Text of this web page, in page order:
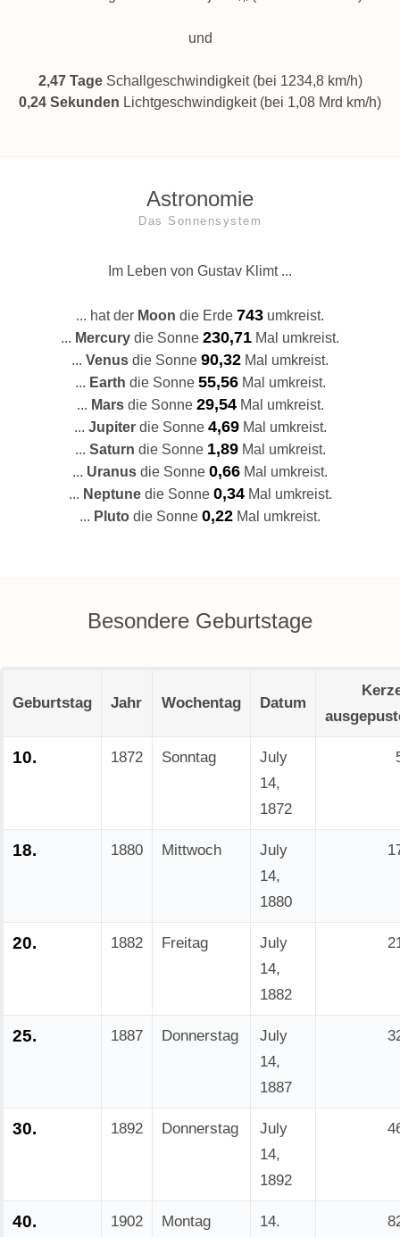
und
2,47 TageSchallgeschwindigkeit (bei 1234,8 km/h)
0,24 Sekunden Lichtgeschwindigkeit (bei 1,08 Mrd km/h)
Astronomie
Das Sonnensystem
Im Leben von Gustav Klimt ...
... hat der Moon die Erde 743 umkreist.
... Mercury die Sonne 230,71 Mal umkreist.
... Venus die Sonne 90,32 Mal umkreist.
... Earth die Sonne 55,56Mal umkreist.
... Marsdie Sonne 29,54Mal umkreist.
... Jupiterdie Sonne 4,69Mal umkreist.
... Saturn die Sonne 1,89Mal umkreist.
... Uranus die Sonne 0,66 Mal umkreist.
... Neptunedie Sonne 0,34Mal umkreist.
... Pluto die Sonne 0,22 Mal umkreist.
Besondere Geburtstage
Geburtstag Jahr Wochentag Datum
10. 1872 Sonntag
July
14,
1872
18. 1880 Mittwoch
July
14,
1880
20. 1882 Freitag
July
14,
1882
25. 1887 Donnerstag
July
14,
1887
30. 1892 Donnerstag
July
14,
1892
40. 1902 Montag
14.